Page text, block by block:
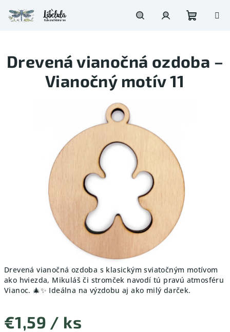
na
obsah
košík
Drevená vianočná ozdoba s klasickým sviatočným motívom
ako hviezda, Mikuláš či stromček navodí tú pravú atmosféru
Vianoc. 🎄✨ Ideálna na výzdobu aj ako milý darček.
€1,59 / ks
Drevená vianočná ozdoba –
Vianočný motív 11